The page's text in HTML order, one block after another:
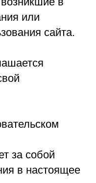
или
сайта.
за собой
в настоящее